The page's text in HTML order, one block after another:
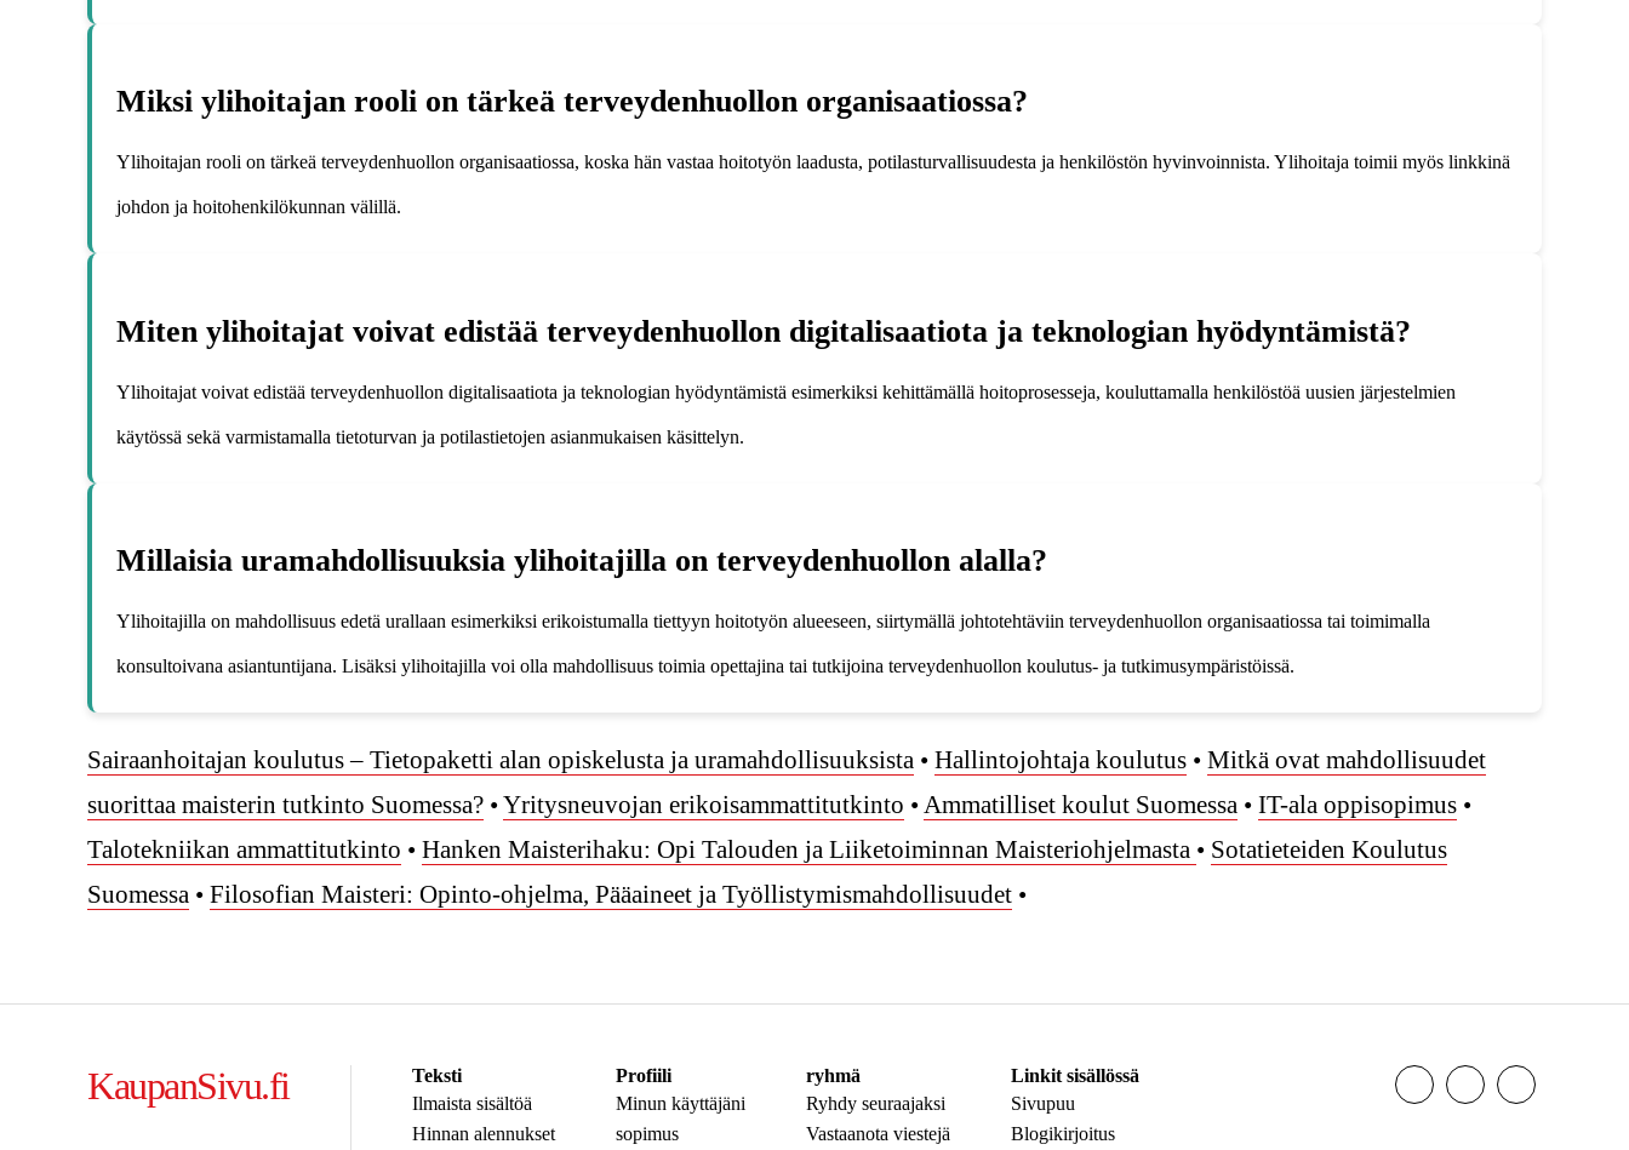
Miksi ylihoitajan rooli on tärkeä terveydenhuollon organisaatiossa?
Ylihoitajan rooli on tärkeä terveydenhuollon organisaatiossa, koska hän vastaa hoitotyön laadusta, potilasturvallisuudesta ja henkilöstön hyvinvoinnista. Ylihoitaja toimii myös linkkinä
johdon ja hoitohenkilökunnan välillä.
Miten ylihoitajat voivat edistää terveydenhuollon digitalisaatiota ja teknologian hyödyntämistä?
Ylihoitajat voivat edistää terveydenhuollon digitalisaatiota ja teknologian hyödyntämistä esimerkiksi kehittämällä hoitoprosesseja, kouluttamalla henkilöstöä uusien järjestelmien
käytössä sekä varmistamalla tietoturvan ja potilastietojen asianmukaisen käsittelyn.
Millaisia uramahdollisuuksia ylihoitajilla on terveydenhuollon alalla?
Ylihoitajilla on mahdollisuus edetä urallaan esimerkiksi erikoistumalla tiettyyn hoitotyön alueeseen, siirtymällä johtotehtäviin terveydenhuollon organisaatiossa tai toimimalla
konsultoivana asiantuntijana. Lisäksi ylihoitajilla voi olla mahdollisuus toimia opettajina tai tutkijoina terveydenhuollon koulutus- ja tutkimusympäristöissä.
Sairaanhoitajan koulutus – Tietopaketti alan opiskelusta ja uramahdollisuuksista • Hallintojohtaja koulutus • Mitkä ovat mahdollisuudet
suorittaa maisterin tutkinto Suomessa? •Yritysneuvojan erikoisammattitutkinto •Ammatilliset koulut Suomessa • IT-ala oppisopimus •
Talotekniikan ammattitutkinto • Hanken Maisterihaku: Opi Talouden ja Liiketoiminnan Maisteriohjelmasta • Sotatieteiden Koulutus
Suomessa • Filosofian Maisteri: Opinto-ohjelma, Pääaineet ja Työllistymismahdollisuudet •
KaupanSivu.fi
Teksti
Ilmaista sisältöä
Hinnan alennukset
Profiili
Minun käyttäjäni
sopimus
ryhmä
Ryhdy seuraajaksi
Vastaanota viestejä
Linkit sisällössä
Sivupuu
Blogikirjoitus